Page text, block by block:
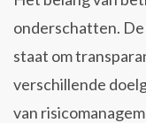
onderschatten.
staat om
verschillende
van